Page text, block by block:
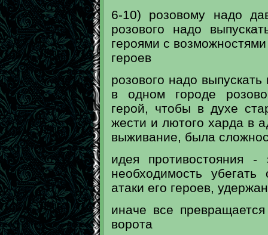
6-10) розовому надо
розового надо
героями с
героев
розового надо
в одном городе
герой, чтобы в духе
жести и лютого харда в
выживание, была
идея противостояния -
необходимость
атаки его героев,
иначе все
ворота